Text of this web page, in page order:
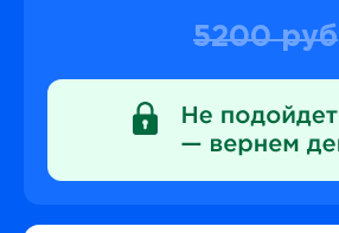
5200 руб